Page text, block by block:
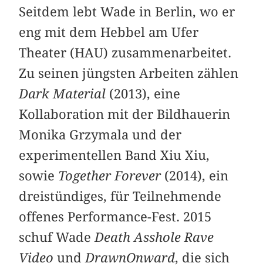
Seitdem lebt Wade in Berlin, wo er
eng mit dem Hebbel am Ufer
Theater (HAU) zusammenarbeitet.
Zu seinen jüngsten Arbeiten zählen
Dark Material (2013), eine
Kollaboration mit der Bildhauerin
Monika Grzymala und der
experimentellen Band Xiu Xiu,
sowie Together Forever(2014), ein
dreistündiges, für Teilnehmende
offenes Performance-Fest. 2015
schuf Wade Death Asshole Rave
Video und DrawnOnward, die sich